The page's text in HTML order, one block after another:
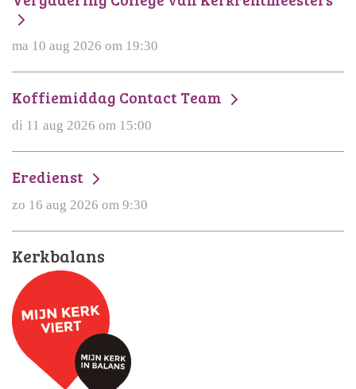
ma 10 aug 2026 om 19:30
Koffiemiddag Contact Team
di 11 aug 2026 om 15:00
Eredienst
zo 16 aug 2026 om 9:30
Kerkbalans